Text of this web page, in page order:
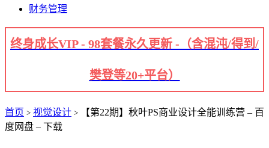
财务管理
终身成长VIP - 98套餐永久更新 -（含混沌/得到/
樊登等20+平台）
首页 > 视觉设计 >
【第22期】秋叶PS商业设计全能训练营 – 百
度网盘 – 下载